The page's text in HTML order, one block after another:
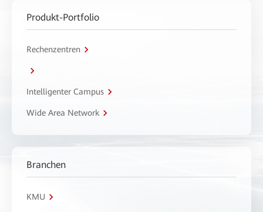
Produkt-Portfolio
Rechenzentren
Intelligenter Campus
Wide Area Network
Branchen
KMU